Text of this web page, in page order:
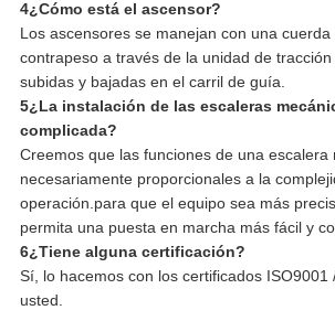
4¿Cómo está el ascensor?
Los ascensores se manejan con una
contrapeso a través de la unidad de
subidas y bajadas en el carril de guía.
5¿La instalación de las escaleras
complicada?
Creemos que las funciones de una escalera
necesariamente proporcionales a la
operación.para que el equipo sea más
permita una puesta en marcha más fácil y
6¿Tiene alguna certificación?
Sí, lo hacemos con los certificados ISO9001
usted.